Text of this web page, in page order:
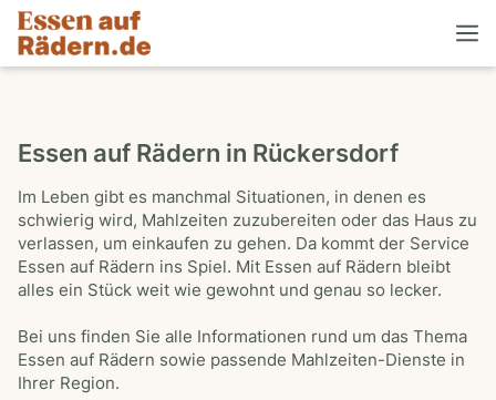
Essen auf Rädern in Rückersdorf
Im Leben gibt es manchmal Situationen, in denen es
schwierig wird, Mahlzeiten zuzubereiten oder das Haus zu
verlassen, um einkaufen zu gehen. Da kommt der Service
Essen auf Rädern ins Spiel. Mit Essen auf Rädern bleibt
alles ein Stück weit wie gewohnt und genau so lecker.
Bei uns finden Sie alle Informationen rund um das Thema
Essen auf Rädern sowie passende Mahlzeiten-Dienste in
Ihrer Region.